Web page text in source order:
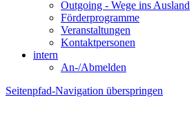
Outgoing - Wege ins Ausland
Förderprogramme
Veranstaltungen
Kontaktpersonen
intern
An-/Abmelden
Seitenpfad-Navigation überspringen